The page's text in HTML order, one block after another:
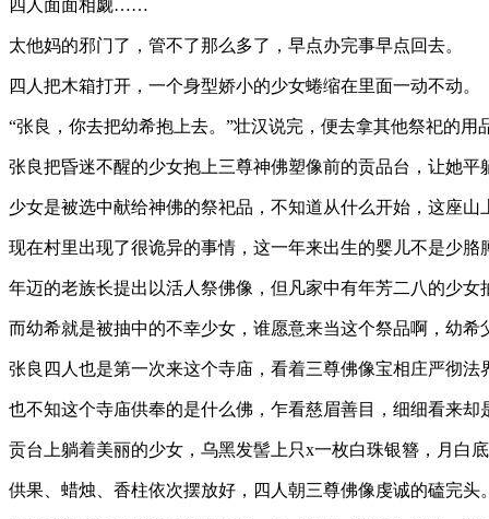
四人面面相觑……
太他妈的邪门了，管不了那么多了，早点办完事早点回去。
四人把木箱打开，一个身型娇小的少女蜷缩在里面一动不动。
“张良，你去把幼希抱上去。”壮汉说完，便去拿其他祭祀的用
张良把昏迷不醒的少女抱上三尊神佛塑像前的贡品台，让她
少女是被选中献给神佛的祭祀品，不知道从什么开始，这座
现在村里出现了很诡异的事情，这一年来出生的婴儿不是少
年迈的老族长提出以活人祭佛像，但凡家中有年芳二八的少女
而幼希就是被抽中的不幸少女，谁愿意来当这个祭品啊，幼
张良四人也是第一次来这个寺庙，看着三尊佛像宝相庄严彻
也不知这个寺庙供奉的是什么佛，乍看慈眉善目，细细看来
贡台上躺着美丽的少女，乌黑发髻上只x一枚白珠银簪，月白
供果、蜡烛、香柱依次摆放好，四人朝三尊佛像虔诚的磕完头